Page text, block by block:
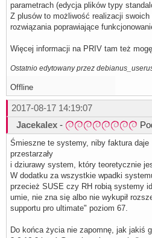
parametrach (edycja plików typy
Z plusów to możliwość realizacji swoich
rozwiązania poprawiające
Więcej informacji na PRIV tam też
Ostatnio edytowany przez
Offline
2017-08-17 14:19:07
Jacekalex -
Śmieszne te systemy, niby faktura
przestarzały
i dziurawy system, który teoretycznie
W dodatku za wszystkie wpadki
przecież SUSE czy RH robią systemy
umie, nie zna się albo nie wykupił
supportu pro ultimate" poziom 67.
Do końca życia nie zapomnę, jak jakiś